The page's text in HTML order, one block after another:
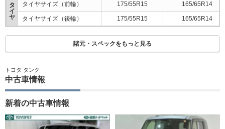
タ
イ
ヤ
タイヤサイズ（前輪） 175/55R15 165/65R14
タイヤサイズ（後輪） 175/55R15 165/65R14
諸元・スペックをもっと見る
トヨタ タンク
中古車情報
新着の中古車情報